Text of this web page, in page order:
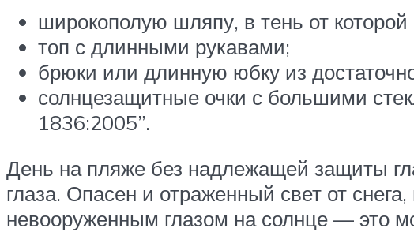
широкополую шляпу, в тень от
топ с длинными рукавами;
брюки или длинную юбку из
солнцезащитные очки с большими
1836:2005”.
День на пляже без надлежащей защиты
глаза. Опасен и отраженный свет от
невооруженным глазом на солнце — это